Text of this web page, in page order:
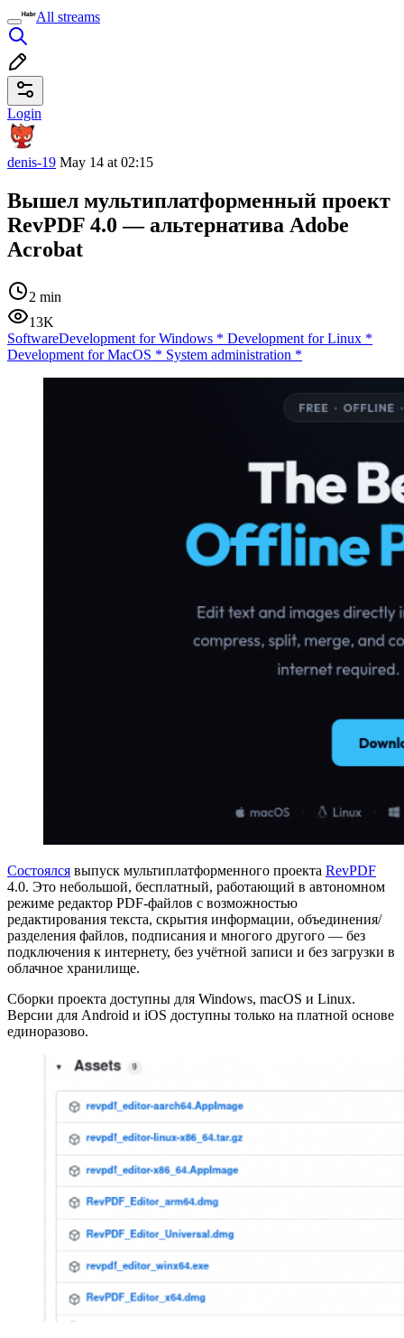
All streams
Login
denis-19 May 14 at 02:15
Вышел мультиплатформенный проект
RevPDF 4.0 — альтернатива Adobe
Acrobat
2 min
13K
SoftwareDevelopment for Windows * Development for Linux *
Development for MacOS * System administration *
Состоялся выпуск мультиплатформенного проекта RevPDF
4.0. Это небольшой, бесплатный, работающий в автономном
режиме редактор PDF-файлов с возможностью
редактирования текста, скрытия информации, объединения/
разделения файлов, подписания и многого другого — без
подключения к интернету, без учётной записи и без загрузки в
облачное хранилище.
Сборки проекта доступны для Windows, macOS и Linux.
Версии для Android и iOS доступны только на платной основе
единоразово.